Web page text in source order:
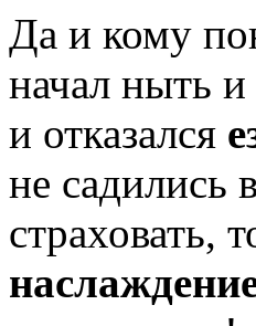
Да и кому
начал ныть и
и отказался
не садились
страховать,